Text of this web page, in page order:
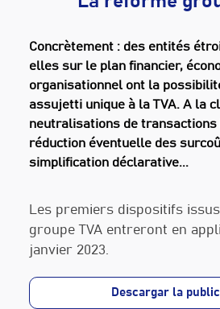
Concrètement : des entités
elles sur le plan financier,
organisationnel ont la
assujetti unique à la TVA. A la
neutralisations de transactions
réduction éventuelle des
simplification déclarative...
Les premiers dispositifs
groupe TVA entreront en
janvier 2023.
Descargar la